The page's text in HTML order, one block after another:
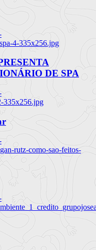
4-335x256.jpg
DE SPA
335x256.jpg
rutz-como-sao-feitos-